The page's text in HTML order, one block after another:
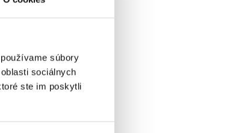
súbory
sociálnych
ste im poskytli